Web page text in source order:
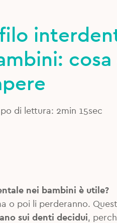
di lettura: 2min 15sec
nei bambini è utile?
o poi li perderanno.
sui denti decidui,